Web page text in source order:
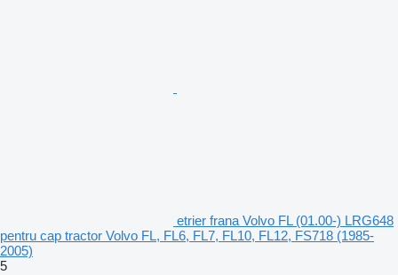
etrier frana Volvo FL (01.00-) LRG648
pentru cap tractor Volvo FL, FL6, FL7, FL10, FL12, FS718 (1985-
2005)
5